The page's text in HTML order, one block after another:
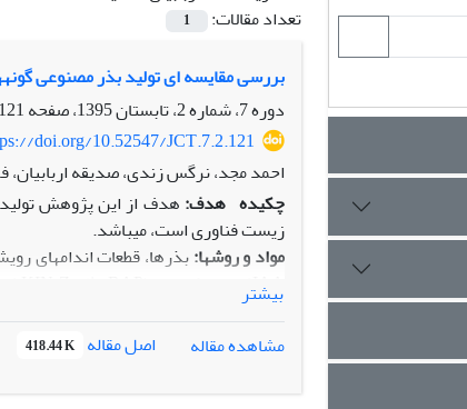
تعداد مقالات:
1
بررسی مقایسه ای تولید بذر مصنوعی
دوره 7، شماره 2، تابستان 1395، صفحه
121-129
doi.org/10.52547/JCT.7.2.121
احمد مجد، نرگس زندی، صدیقه اربابیان،
چکیده هدف: هدف از این پژوهش
زیست فناوری است، می‏باشد.
مواد و روش‏ها:
کلسیم انجام شد.
نتایج:
بیشتر
مشاهده مقاله
اصل مقاله 418.44 K